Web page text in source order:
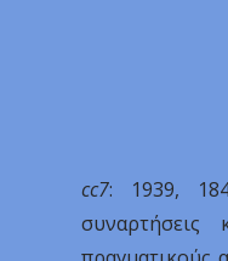
cc7: 1939,